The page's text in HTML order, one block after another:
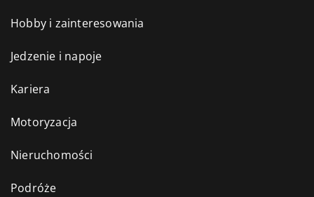
Hobby i zainteresowania
Jedzenie i napoje
Kariera
Motoryzacja
Nieruchomości
Podróże